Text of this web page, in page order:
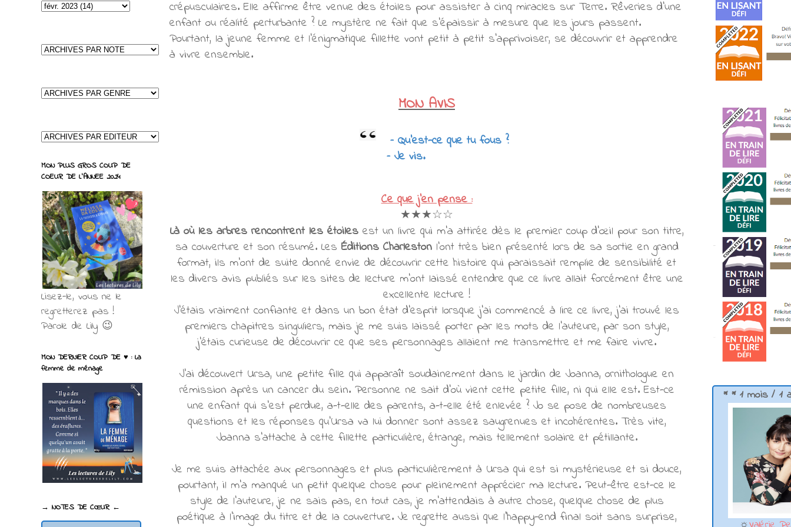
crépusculaires. Elle affirme être venue des étoiles pour assister à cinq miracles sur Terre. Rêveries d’une
enfant ou réalité perturbante ? Le mystère ne fait que s’épaissir à mesure que les jours passent.
Pourtant, la jeune femme et l’énigmatique fillette vont petit à petit s’apprivoiser, se découvrir et apprendre
à vivre ensemble.
MON AVIS
– Qu’est-ce que tu fous ?
– Je vis.
Ce que j'en pense :
★★★☆☆
Là où les arbres rencontrent les étoilesest un livre qui m'a attirée dès le premier coup d'œil pour son titre,
sa couverture et son résumé. Les Éditions Charlestonl'ont très bien présenté lors de sa sortie en grand
format, ils m'ont de suite donné envie de découvrir cette histoire qui paraissait remplie de sensibilité et
les divers avis publiés sur les sites de lecture m'ont laissé entendre que ce livre allait forcément être une
excellente lecture !
J'étais vraiment confiante et dans un bon état d'esprit lorsque j'ai commencé à lire ce livre, j'ai trouvé les
premiers chapitres singuliers, mais je me suis laissé porter par les mots de l'auteure, par son style,
j'étais curieuse de découvrir ce que ses personnages allaient me transmettre et me faire vivre.
J'ai découvert Ursa, une petite fille qui apparaît soudainement dans le jardin de Joanna, ornithologue en
rémission après un cancer du sein. Personne ne sait d'où vient cette petite fille, ni qui elle est. Est-ce
une enfant qui s'est perdue, a-t-elle des parents, a-t-elle été enlevée ? Jo se pose de nombreuses
questions et les réponses qu'Ursa va lui donner sont assez saugrenues et incohérentes. Très vite,
Joanna s'attache à cette fillette particulière, étrange, mais tellement solaire et pétillante.
Je me suis attachée aux personnages et plus particulièrement à Ursa qui est si mystérieuse et si douce,
pourtant, il m'a manqué un petit quelque chose pour pleinement apprécier ma lecture. Peut-être est-ce le
style de l'auteure, je ne sais pas, en tout cas, je m'attendais à autre chose, quelque chose de plus
poétique à l'image du titre et de la couverture. Je regrette aussi que l'happy-end final soit sans surprise,
MON PLUS GROS COUP DE
COEUR DE L'ANNEE 2024
Lisez-le, vous ne le
regretterez pas !
Parole de Lily 😉
MON DERNIER COUP DE ♥ : La
femme de ménage
→ NOTES DE CŒUR ←
* * 1 mois / 1